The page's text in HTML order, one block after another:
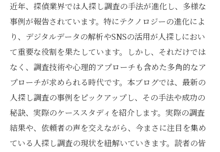
近年、探偵業界では人探し調査の手法が進化し、多様な
事例が報告されています。特にテクノロジーの進化によ
り、デジタルデータの解析やSNSの活用が人探しにおい
て重要な役割を果たしています。しかし、それだけでは
なく、調査技術や心理的アプローチも含めた多角的なア
プローチが求められる時代です。本ブログでは、最新の
人探し調査の事例をピックアップし、その手法や成功の
秘訣、実際のケーススタディを紹介します。実際の調査
結果や、依頼者の声を交えながら、今まさに注目を集め
ている人探し調査の現状を紐解いていきます。読者の皆